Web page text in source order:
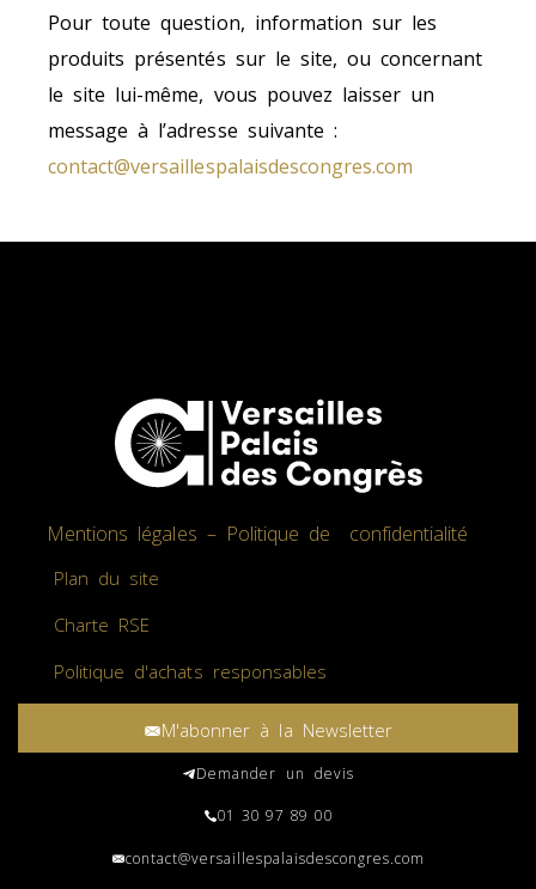
Pour toute question, information sur les
produits présentés sur le site, ou concernant
le site lui-même, vous pouvez laisser un
message à l’adresse suivante :
contact@versaillespalaisdescongres.com
Mentions légales – Politique de confidentialité
Plan du site
Charte RSE
Politique d'achats responsables
M'abonner à la Newsletter
Demander un devis
01 30 97 89 00
contact@versaillespalaisdescongres.com